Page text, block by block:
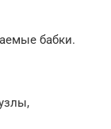
бабки.